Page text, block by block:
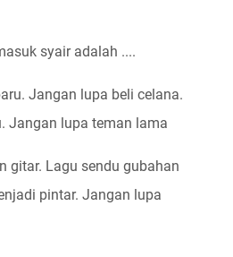
syair adalah ....
Jangan lupa beli celana.
Jangan lupa teman lama
gitar. Lagu sendu gubahan
pintar. Jangan lupa